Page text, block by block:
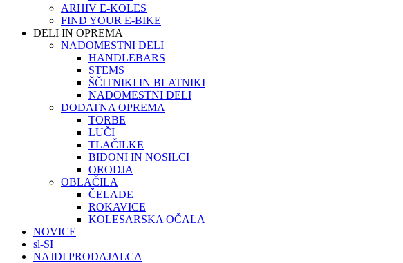
ARHIV E-KOLES
FIND YOUR E-BIKE
DELI IN OPREMA
NADOMESTNI DELI
HANDLEBARS
STEMS
ŠČITNIKI IN BLATNIKI
NADOMESTNI DELI
DODATNA OPREMA
TORBE
LUČI
TLAČILKE
BIDONI IN NOSILCI
ORODJA
OBLAČILA
ČELADE
ROKAVICE
KOLESARSKA OČALA
NOVICE
sl-SI
NAJDI PRODAJALCA